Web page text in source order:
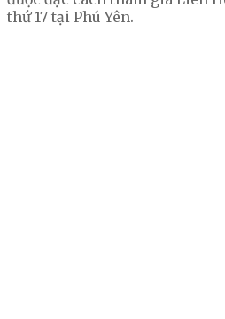
thứ 17 tại Phú Yên.